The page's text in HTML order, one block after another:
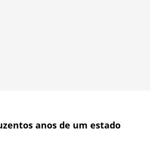
anos de um estado